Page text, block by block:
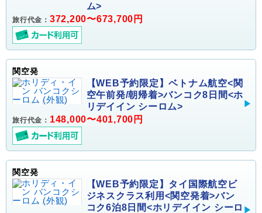
ム>
旅行代金： 372,200〜673,700円
関空発
【WEB予約限定】ベトナム航空<関
空午前発/朝帰着>バンコク8日間<ホ
リデイイン シーロム>
旅行代金： 148,000〜401,700円
関空発
【WEB予約限定】タイ国際航空ビ
ジネスクラス利用<関空発着>バン
コク6泊8日間<ホリデイイン シーロ